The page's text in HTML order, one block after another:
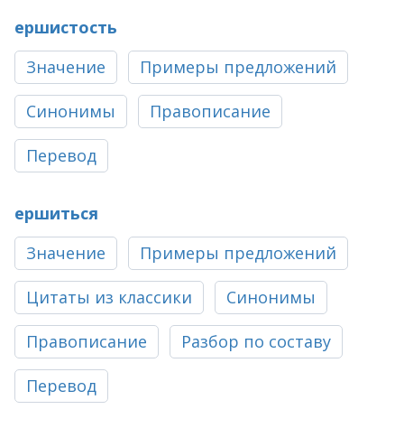
ершистость
Значение
Примеры предложений
Синонимы Правописание
Перевод
ершиться
Значение
Примеры предложений
Цитаты из классики Синонимы
Правописание Разбор по составу
Перевод